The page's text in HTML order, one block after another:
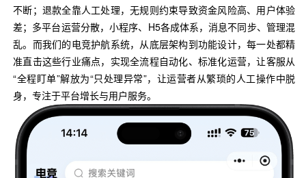
不断；退款全靠人工处理，无规则约束导致资金风险高、用户体验
差；多平台运营分散，小程序、H5各成体系，消息不同步、管理混
乱。而我们的电竞护航系统，从底层架构到功能设计，每一处都精
准直击这些行业痛点，实现全流程自动化、标准化运营，让客服从
“全程盯单”解放为“只处理异常”，让运营者从繁琐的人工操作中脱
身，专注于平台增长与用户服务。